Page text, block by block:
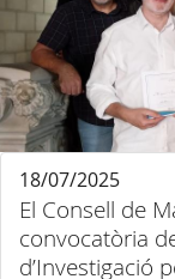
El Consell de
convocatòria
d’Investigació
18/07/2025